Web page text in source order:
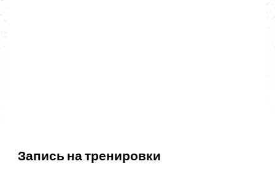
Запись на тренировки